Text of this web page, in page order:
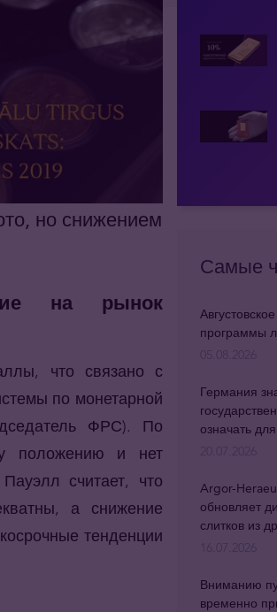
но снижением
на рынок
что связано с
по монетарной
ФРС). По
положению и нет
считает, что
а снижение
тенденции
Самые
программы
Германия
означать
Argor-
обновляет
слитков из
Вниманию
временно